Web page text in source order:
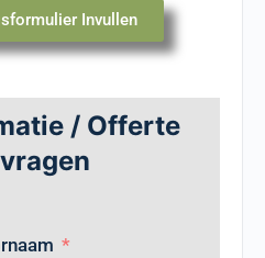
Invullen
/ Offerte